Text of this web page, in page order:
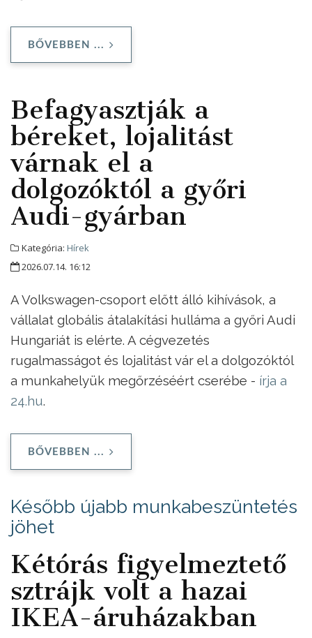
BŐVEBBEN ...
Befagyasztják a
béreket, lojalitást
várnak el a
dolgozóktól a győri
Audi-gyárban
Kategória: Hírek
2026.07.14. 16:12
A Volkswagen-csoport előtt álló kihívások, a
vállalat globális átalakítási hulláma a győri Audi
Hungariát is elérte. A cégvezetés
rugalmasságot és lojalitást vár el a dolgozóktól
a munkahelyük megőrzéséért cserébe - írja a
24.hu.
BŐVEBBEN ...
Később újabb munkabeszüntetés
jöhet
Kétórás figyelmeztető
sztrájk volt a hazai
IKEA-áruházakban